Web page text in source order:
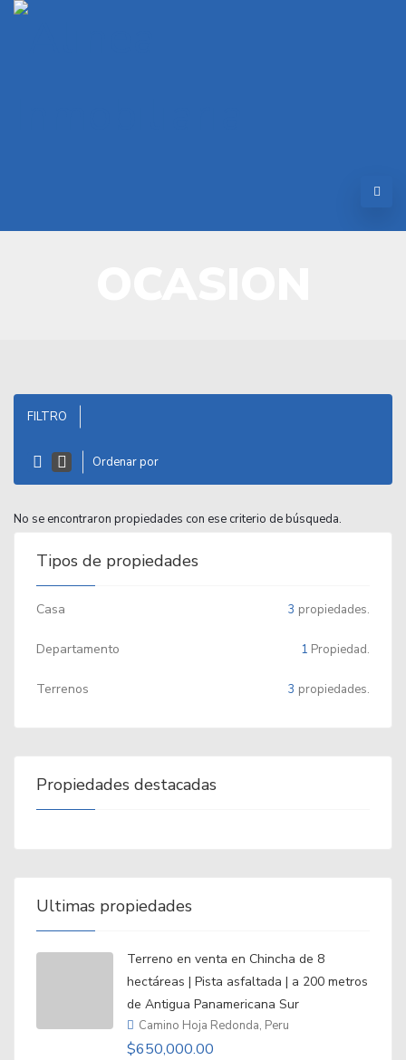
FILTRO
Ordenar por
No se encontraron propiedades con ese criterio de búsqueda.
Tipos de propiedades
Casa 3 propiedades.
Departamento 1 Propiedad.
Terrenos 3 propiedades.
Propiedades destacadas
Ultimas propiedades
Terreno en venta en Chincha de 8
hectáreas | Pista asfaltada | a 200 metros
de Antigua Panamericana Sur
Camino Hoja Redonda, Peru
$650,000.00